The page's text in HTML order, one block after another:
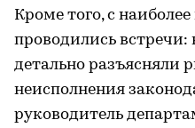
Кроме того, с
проводились
детально разъясняли
неисполнения
руководитель